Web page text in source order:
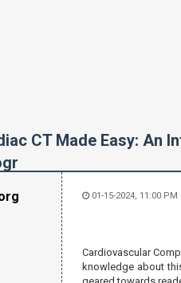
CT Made Easy:
01-15-2024, 11:00 PM
Cardiovascular
knowledge about